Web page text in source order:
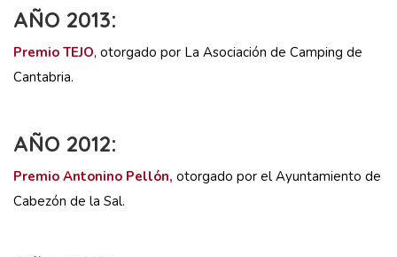
AÑO 2013:
Premio TEJO, otorgado por La Asociación de Camping de
Cantabria.
AÑO 2012:
Premio Antonino Pellón, otorgado por el Ayuntamiento de
Cabezón de la Sal.